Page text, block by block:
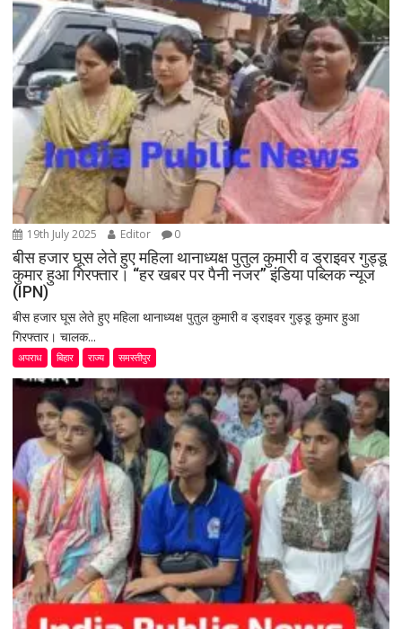
19th July 2025 Editor 0
बीस हजार घूस लेते हुए महिला थानाध्यक्ष पुतुल कुमारी व ड्राइवर गुड्डू
कुमार हुआ गिरफ्तार। “हर खबर पर पैनी नजर” इंडिया पब्लिक न्यूज
(IPN)
बीस हजार घूस लेते हुए महिला थानाध्यक्ष पुतुल कुमारी व ड्राइवर गुड्डू कुमार हुआ
गिरफ्तार। चालक...
अपराध बिहार राज्य समस्तीपुर